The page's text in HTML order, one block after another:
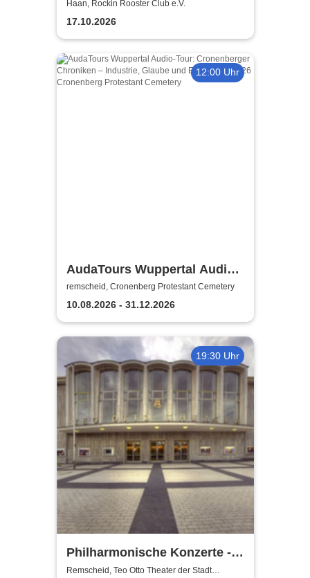
Haan, Rockin Rooster Club e.V.
17.10.2026
12:00 Uhr
AudaTours Wuppertal Audio-
Tour: Cronenberger
Chroniken – Industrie, Glaube
und Erbe
remscheid, Cronenberg Protestant Cemetery
10.08.2026 - 31.12.2026
19:30 Uhr
Philharmonische Konzerte -
Teo Otto Theater der Stadt
Remscheid, Teo Otto Theater der Stadt